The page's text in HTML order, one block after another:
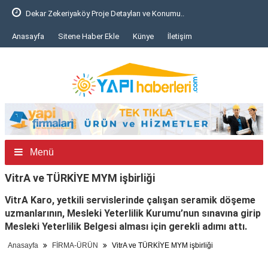
Dekar Zekeriyaköy Proje Detayları ve Konumu..
Anasayfa Sitene Haber Ekle Künye İletişim
Menü
VitrA ve TÜRKİYE MYM işbirliği
VitrA Karo, yetkili servislerinde çalışan seramik döşeme
uzmanlarının, Mesleki Yeterlilik Kurumu’nun sınavına girip
Mesleki Yeterlilik Belgesi alması için gerekli adımı attı.
Anasayfa FİRMA-ÜRÜN VitrA ve TÜRKİYE MYM işbirliği